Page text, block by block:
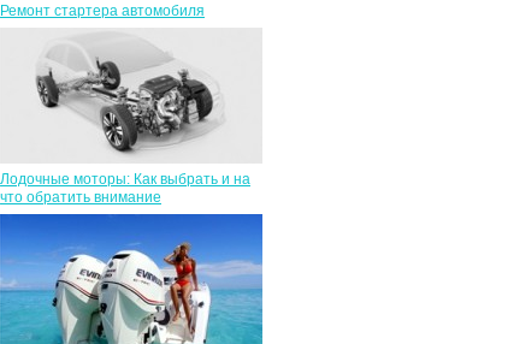
Ремонт стартера автомобиля
Лодочные моторы: Как выбрать и на
что обратить внимание